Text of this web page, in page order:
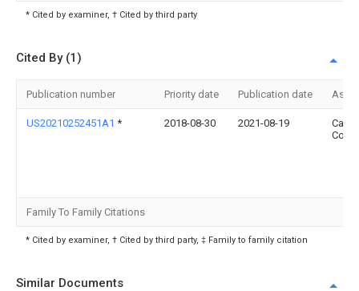
* Cited by examiner, † Cited by third party
Cited By (1)
Publication number Priority date Publication date
US20210252451A1 * 2018-08-30 2021-08-19
Family To Family Citations
* Cited by examiner, † Cited by third party, ‡ Family to family citation
Similar Documents